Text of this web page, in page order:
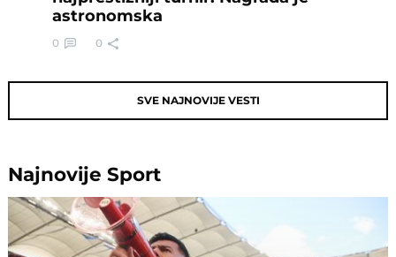
astronomska
0 0
SVE NAJNOVIJE VESTI
NajnovijeSport